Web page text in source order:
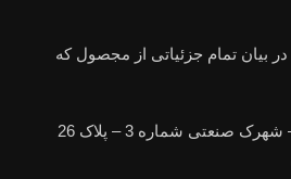
تمام جزئیاتی از مجصول که
صنعتی شماره 3 – پلاک 26